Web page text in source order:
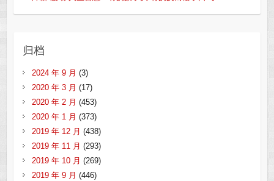
归档
2024 年 9 月 (3)
2020 年 3 月 (17)
2020 年 2 月 (453)
2020 年 1 月 (373)
2019 年 12 月 (438)
2019 年 11 月 (293)
2019 年 10 月 (269)
2019 年 9 月 (446)